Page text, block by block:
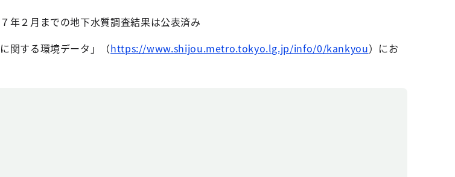
年２月までの地下水質調査結果は公表済み
関する環境データ」（https://www.shijou.metro.tokyo.lg.jp/info/0/kankyou）にお